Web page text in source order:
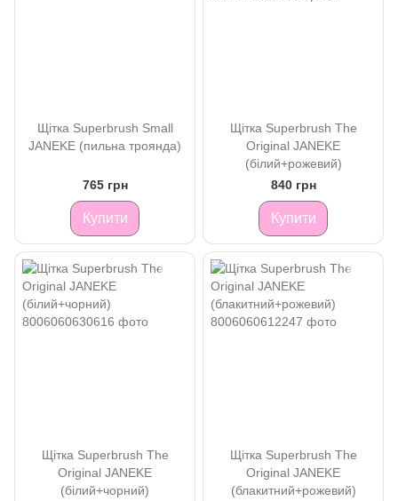
Щітка Superbrush Small
JANEKE (пильна троянда)
765 грн
Купити
Щітка Superbrush The
Original JANEKE
(білий+рожевий)
840 грн
Купити
Щітка Superbrush The
Original JANEKE
(білий+чорний)
Щітка Superbrush The
Original JANEKE
(блакитний+рожевий)